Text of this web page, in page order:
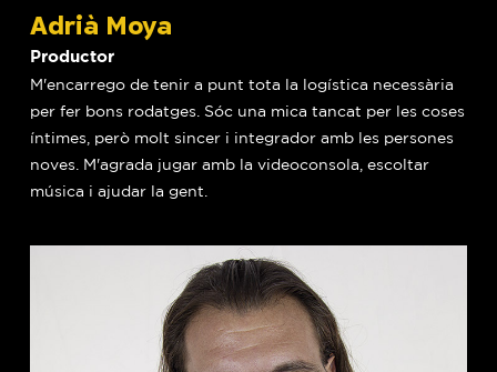
Adrià Moya
Productor
M'encarrego de tenir a punt tota la logística necessària
per fer bons rodatges. Sóc una mica tancat per les coses
íntimes, però molt sincer i integrador amb les persones
noves. M'agrada jugar amb la videoconsola, escoltar
música i ajudar la gent.